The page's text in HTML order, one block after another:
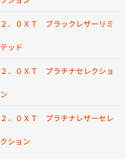
２．０ＸＴ ブラックレザーリミ
テッド
２．０ＸＴ プラチナセレクショ
ン
２．０ＸＴ プラチナレザーセレ
クション